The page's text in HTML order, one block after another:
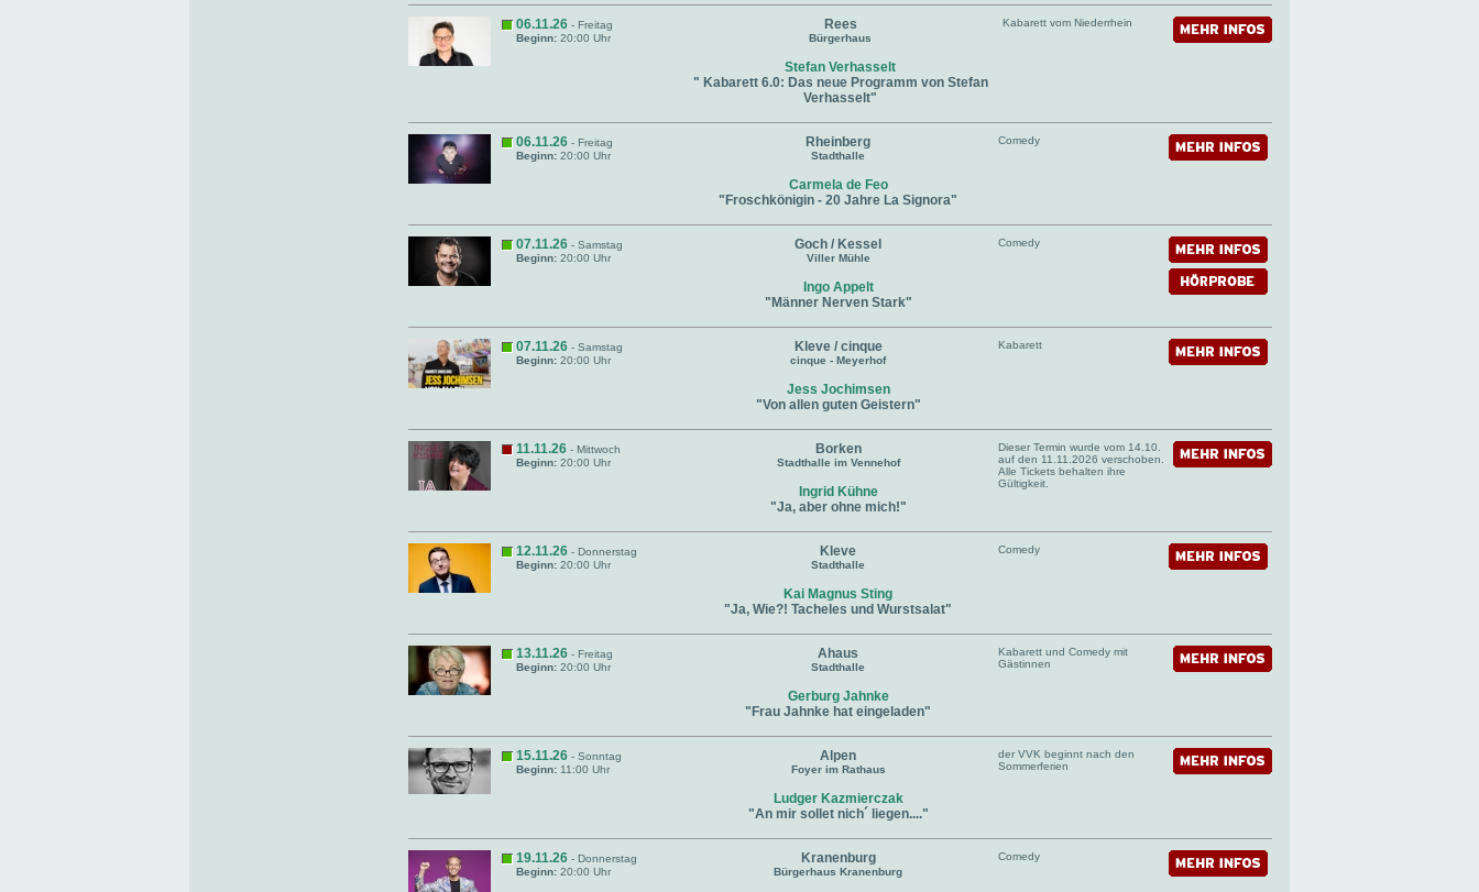
06.11.26 - Freitag
Beginn: 20:00 Uhr
Rees
Bürgerhaus
Stefan Verhasselt
" Kabarett 6.0: Das neue Programm von Stefan
Verhasselt"
Kabarett vom Niederrhein
06.11.26 - Freitag
Beginn: 20:00 Uhr
Rheinberg
Stadthalle
Carmela de Feo
"Froschkönigin - 20 Jahre La Signora"
Comedy
07.11.26 - Samstag
Beginn: 20:00 Uhr
Goch / Kessel
Viller Mühle
Ingo Appelt
"Männer Nerven Stark"
Comedy
07.11.26 - Samstag
Beginn: 20:00 Uhr
Kleve / cinque
cinque - Meyerhof
Jess Jochimsen
"Von allen guten Geistern"
Kabarett
11.11.26 - Mittwoch
Beginn: 20:00 Uhr
Borken
Stadthalle im Vennehof
Ingrid Kühne
"Ja, aber ohne mich!"
Dieser Termin wurde vom 14.10.
auf den 11.11.2026 verschoben.
Alle Tickets behalten ihre
Gültigkeit.
12.11.26 - Donnerstag
Beginn: 20:00 Uhr
Kleve
Stadthalle
Kai Magnus Sting
"Ja, Wie?! Tacheles und Wurstsalat"
Comedy
13.11.26 - Freitag
Beginn: 20:00 Uhr
Ahaus
Stadthalle
Gerburg Jahnke
"Frau Jahnke hat eingeladen"
Kabarett und Comedy mit
Gästinnen
15.11.26 - Sonntag
Beginn: 11:00 Uhr
Alpen
Foyer im Rathaus
Ludger Kazmierczak
"An mir sollet nich´ liegen...."
der VVK beginnt nach den
Sommerferien
19.11.26 - Donnerstag
Beginn: 20:00 Uhr
Kranenburg
Bürgerhaus Kranenburg
Comedy